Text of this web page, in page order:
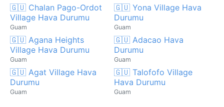
🇬🇺 Chalan Pago-Ordot
Village Hava Durumu
Guam
🇬🇺 Yona Village Hava
Durumu
Guam
🇬🇺 Agana Heights
Village Hava Durumu
Guam
🇬🇺 Adacao Hava
Durumu
Guam
🇬🇺 Agat Village Hava
Durumu
Guam
🇬🇺 Talofofo Village
Hava Durumu
Guam